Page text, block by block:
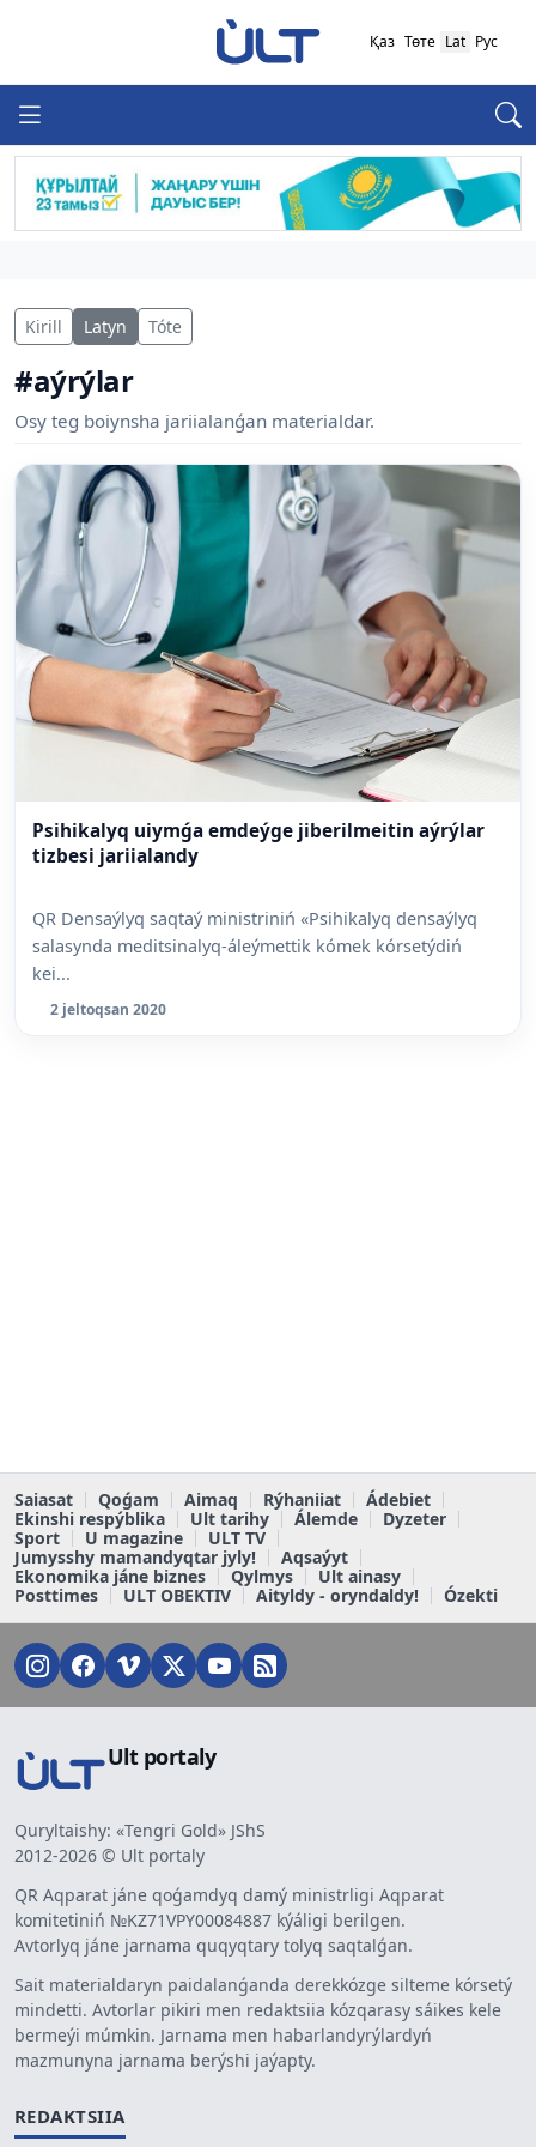
Қаз Төте Lat Рус
Kirill Latyn Tóte
#aýrýlar
Osy teg boiynsha jariialanǵan materialdar.
Psihikalyq uiymǵa emdeýge jiberilmeitin aýrýlar
tizbesi jariialandy
QR Densaýlyq saqtaý ministriniń «Psihikalyq densaýlyq
salasynda meditsinalyq-áleýmettik kómek kórsetýdiń
kei...
2 jeltoqsan 2020
Saiasat Qoǵam Aimaq Rýhaniiat
Ádebiet
Ekinshi respýblika
Ult tarihy Álemde
Dyzeter
Sport
U magazine
ULT TV
Jumysshy mamandyqtar jyly!
Aqsaýyt
Ekonomika jáne biznes
Qylmys
Ult ainasy
Posttimes
ULT OBEKTIV Aityldy - oryndaldy! Ózekti
Ult portaly
Quryltaishy: «Tengri Gold» JShS
2012-2026 © Ult portaly
QR Aqparat jáne qoǵamdyq damý ministrligi Aqparat
komitetiniń №KZ71VPY00084887 kýáligi berilgen.
Avtorlyq jáne jarnama quqyqtary tolyq saqtalǵan.
Sait materialdaryn paidalanǵanda derekkózge silteme kórsetý
mindetti. Avtorlar pikiri men redaktsiia kózqarasy sáikes kele
bermeýi múmkin. Jarnama men habarlandyrýlardyń
mazmunyna jarnama berýshi jaýapty.
REDAKTSIIA